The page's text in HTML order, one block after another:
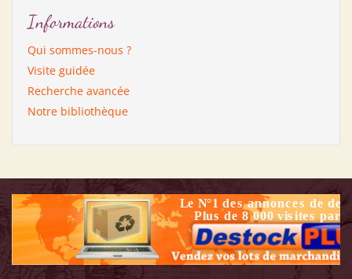
Informations
Qui sommes-nous ?
Visite guidée
Recherche avancée
Notre bibliothèque